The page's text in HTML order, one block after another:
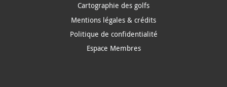
Cartographie des golfs
Mentions légales & crédits
Politique de confidentialité
Espace Membres